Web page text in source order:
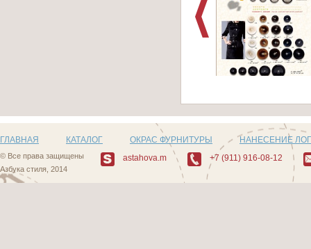
ГЛАВНАЯ КАТАЛОГ ОКРАС ФУРНИТУРЫ НАНЕСЕНИЕ
© Все права защищены
Азбука стиля, 2014
astahova.m +7 (911) 916-08-12